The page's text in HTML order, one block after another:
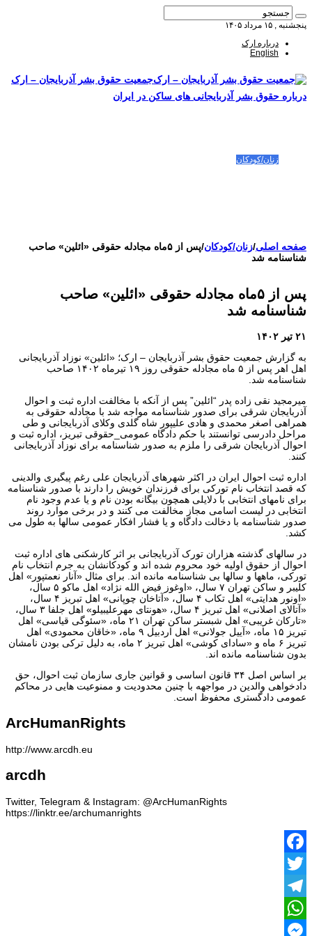
پنجشنبه , ۱۵ مرداد ۱۴۰۵
درباره ارک
English
جمعیت حقوق بشر آذربایجان – ارک
درباره حقوق بشر آذربایجانی های ساکن در ایران
زنان/کودکان
صفحه اصلی/زنان/کودکان/
پس از ۵ماه مجادله حقوقی «ائلین» صاحب
شناسنامه شد
پس از ۵ماه مجادله حقوقی «ائلین» صاحب
شناسنامه شد
۲۱ تیر ۱۴۰۲
به گزارش جمعیت حقوق بشر آذربایجان – ارک؛ «ائلین» نوزاد آذربایجانی
اهل اهر پس از ۵ ماه مجادله حقوقی روز ۱۹ تیرماه ۱۴۰۲ صاحب
شناسنامه شد.
میر‌مجید نقی زاده پدر “ائلین” پس از آنکه با مخالفت اداره ثبت و احوال
آذربایجان شرقی برای صدور شناسنامه مواجه شد با مجادله حقوقی به
همراهی اصغر محمدی و هادی علیپور شاه گلدی وکلای آذربایجانی و طی
مراحل دادرسی توانستند با حکم دادگاه عمومی_حقوقی تبریز، اداره ثبت و
احوال آذربایجان شرقی را ملزم به صدور شناسنامه برای نوزاد آذربایجانی
کنند.
اداره‌ ثبت‌ احوال‌ ایران در اکثر شهرهای آذربایجان‌ علی رغم پیگیری‌ والدینی
که‌ قصد انتخاب نام‌ تورکی‌ برای‌ فرزندان‌ خویش را دارند با صدور شناسنامه
برای نامهای انتخابی با دلایلی همچون بیگانه بودن نام و یا عدم وجود نام
انتخابی در لیست اسامی مجاز مخالفت می کنند و در برخی موارد روند
صدور شناسنامه با دخالت دادگاه و یا فشار افکار عمومی سالها به طول می
کشد.
در سالهای گذشته هزاران تورک آذربایجانی بر اثر کارشکنی های اداره ثبت
احوال از حقوق اولیه خود محروم شده اند و کودکانشان به جرم انتخاب نام
تورکی، ماهها و سالها بی شناسنامه مانده اند. برای مثال «آنار نعمتپور» اهل
کلیبر و ساکن تهران ۷ سال، «اوغوز فیض الله نژاد» اهل ماکو ۵ سال،
«اونور هدایتی» اهل تکاب ۴ سال، «آتاخان چوپانی» اهل تبریز ۴ سال،
«آتالای اصلانی» اهل تبریز ۴ سال، «هونتای مهرعلیبیلو» اهل جلفا ۳ سال،
«تارکان غریبی» اهل شبستر ساکن تهران ۲۱ ماه، «سئوگی قیاسی» اهل
تبریز ۱۵ ماه، «آییل جولانی» اهل اردبیل ۹ ماه، «خاقان محمودی» اهل
تبریز ۶ ماه و «سادای کوشی» اهل تبریز ۲ ماه، به دلیل ترکی بودن نامشان
بدون شناسنامه مانده اند.
بر اساس اصل ۳۴ قانون اساسی و قوانین جاری سازمان ثبت احوال، حق
دادخواهی والدین در مواجهه با چنین محدودیت و ممنوعیت هایی در محاکم
عمومی دادگستری محفوظ است‌.
ArcHumanRights
http://www.arcdh.eu
arcdh
Twitter, Telegram & Instagram: @ArcHumanRights
https://linktr.ee/archumanrights
Facebook
Twitter
Telegram
WhatsApp